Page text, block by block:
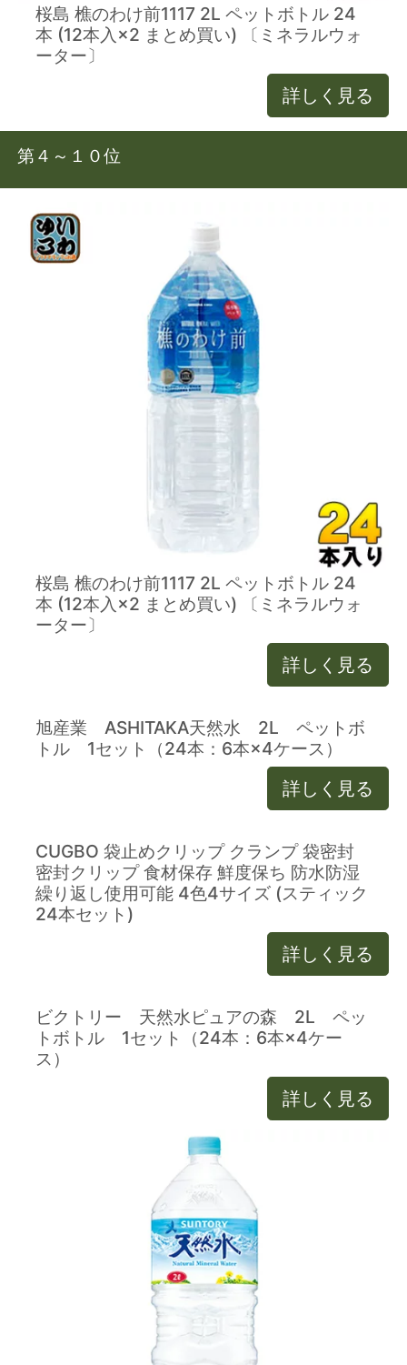
桜島 樵のわけ前1117 2L ペットボトル 24
本 (12本入×2 まとめ買い) 〔ミネラルウォ
ーター〕
詳しく見る
第４～１０位
桜島 樵のわけ前1117 2L ペットボトル 24
本 (12本入×2 まとめ買い) 〔ミネラルウォ
ーター〕
詳しく見る
旭産業 ASHITAKA天然水 2L ペットボ
トル 1セット（24本：6本×4ケース）
詳しく見る
CUGBO 袋止めクリップ クランプ 袋密封
密封クリップ 食材保存 鮮度保ち 防水防湿
繰り返し使用可能 4色4サイズ (スティック
24本セット)
詳しく見る
ビクトリー 天然水ピュアの森 2L ペッ
トボトル 1セット（24本：6本×4ケー
ス）
詳しく見る